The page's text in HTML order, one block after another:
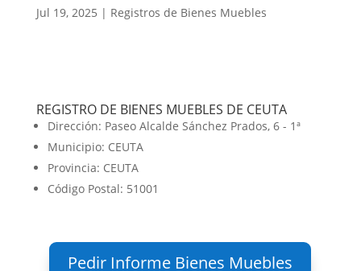
Jul 19, 2025 | Registros de Bienes Muebles
REGISTRO DE BIENES MUEBLES DE CEUTA
Dirección: Paseo Alcalde Sánchez Prados, 6 - 1ª
Municipio: CEUTA
Provincia: CEUTA
Código Postal: 51001
Pedir Informe Bienes Muebles